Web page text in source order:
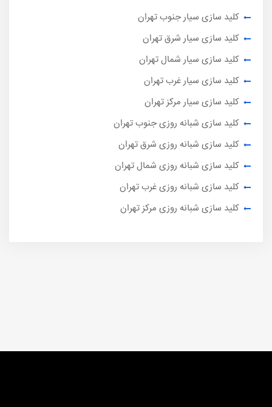
کلید سازی سیار جنوب تهران
کلید سازی سیار شرق تهران
کلید سازی سیار شمال تهران
کلید سازی سیار غرب تهران
کلید سازی سیار مرکز تهران
کلید سازی شبانه روزی جنوب تهران
کلید سازی شبانه روزی شرق تهران
کلید سازی شبانه روزی شمال تهران
کلید سازی شبانه روزی غرب تهران
کلید سازی شبانه روزی مرکز تهران